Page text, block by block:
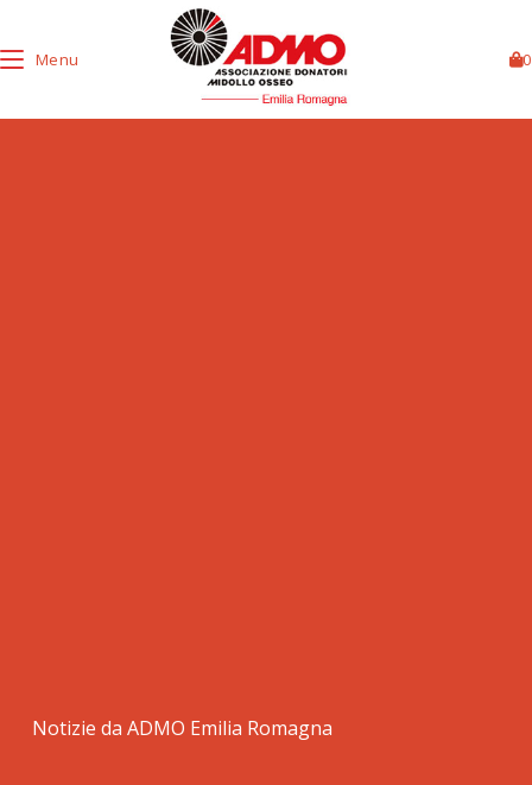
Menu 0
Notizie da ADMO Emilia Romagna